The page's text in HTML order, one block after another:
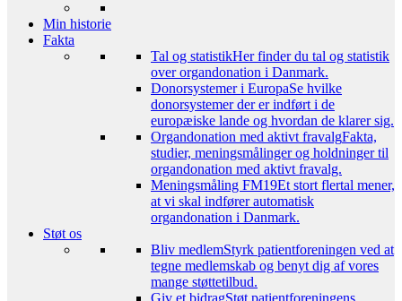
Min historie
Fakta
Tal og statistikHer finder du tal og statistik
over organdonation i Danmark.
Donorsystemer i EuropaSe hvilke
donorsystemer der er indført i de
europæiske lande og hvordan de klarer sig.
Organdonation med aktivt fravalgFakta,
studier, meningsmålinger og holdninger til
organdonation med aktivt fravalg.
Meningsmåling FM19Et stort flertal mener,
at vi skal indfører automatisk
organdonation i Danmark.
Støt os
Bliv medlemStyrk patientforeningen ved at
tegne medlemskab og benyt dig af vores
mange støttetilbud.
Giv et bidragStøt patientforeningens